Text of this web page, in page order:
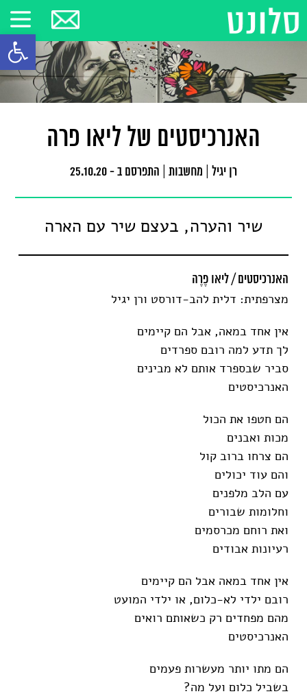
פתח
האנרכיסטים של ליאו פרה
רן יגיל מחשבות התפרסם ב - 25.10.20
שיר והערה, בעצם שיר עם הארה
האנרכיסטים / ליאו פֶרֶה
מצרפתית: דלית להב-דורסט ורן יגיל
אין אחד במאה, אבל הם קיימים
לך תדע למה רובם ספרדים
סביר שבספרד אותם לא מבינים
האנרכיסטים
הם חטפו את הכול
מכות ואבנים
הם צרחו ברוב קול
והם עוד יכולים
עם הלב מלפנים
וחלומות שבורים
ואת רוחם מכרסמים
רעיונות אבודים
אין אחד במאה אבל הם קיימים
רובם ילדי לא-כלום, או ילדי המועט
מהם מפחדים רק כשאותם רואים
האנרכיסטים
הם מתו יותר מעשרות פעמים
בשביל כלום ועל מה?